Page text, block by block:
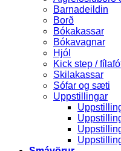
Barnadeildin
Borð
Bókakassar
Bókavagnar
Hjól
Kick step /
Skilakassar
Sófar og sæti
Uppstillingar